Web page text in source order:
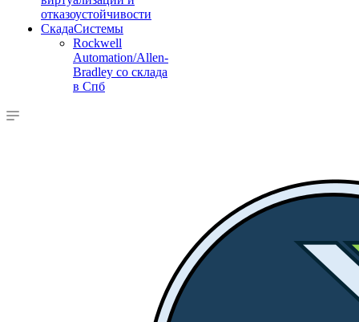
отказоустойчивости
СкадаСистемы
Rockwell
Automation/Allen-
Bradley со склада
в Спб